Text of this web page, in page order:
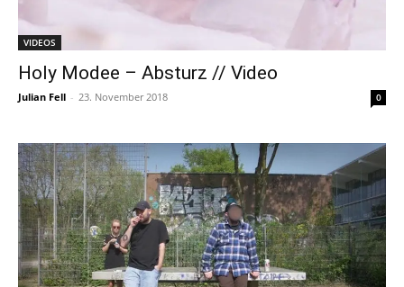
VIDEOS
Holy Modee – Absturz // Video
Julian Fell - 23. November 2018 0